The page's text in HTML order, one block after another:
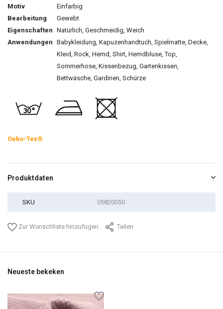
Motiv
Einfarbig
Bearbeitung
Gewebt
Eigenschaften Natürlich, Geschmeidig, Weich
Anwendungen Babykleidung, Kapuzenhandtuch, Spielmatte, Decke,
Kleid, Rock, Hemd, Shirt, Hemdbluse, Top,
Sommerhose, Kissenbezug, Gartenkissen,
Bettwäsche, Gardinen, Schürze
Oeko-Tex®
Produktdaten
SKU 05820050
Zur Wunschliste hinzufügen Teilen
Neueste bekeken